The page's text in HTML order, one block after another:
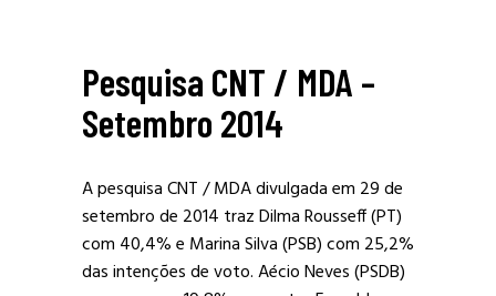
Pesquisa CNT / MDA –
Setembro 2014
A pesquisa CNT / MDA divulgada em 29 de
setembro de 2014 traz Dilma Rousseff (PT)
com 40,4% e Marina Silva (PSB) com 25,2%
das intenções de voto. Aécio Neves (PSDB)